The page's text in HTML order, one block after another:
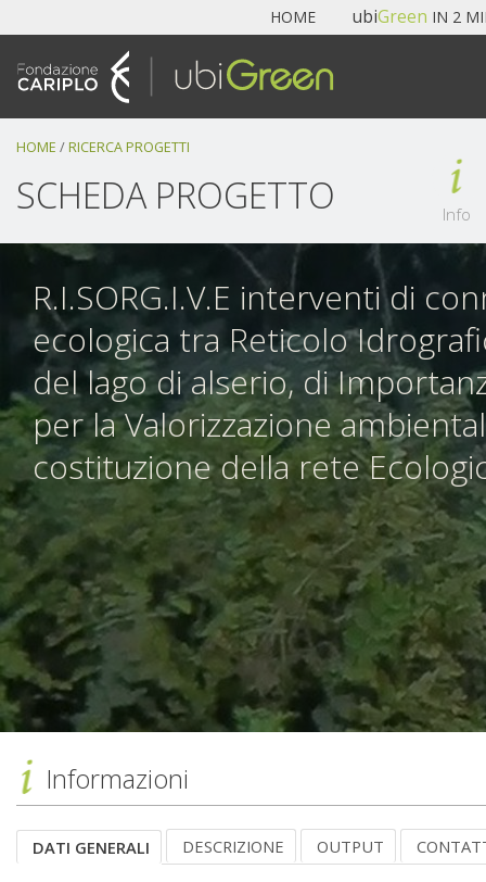
contenuti.
alla
Navigazione
HOME ubiGreen IN 2
HOME /RICERCA PROGETTI
SCHEDA PROGETTO Info
R.I.SORG.I.V.E interventi di
ecologica tra Reticolo
del lago di alserio, di
per la Valorizzazione
costituzione della rete
Informazioni
DATI GENERALI DESCRIZIONE OUTPUT